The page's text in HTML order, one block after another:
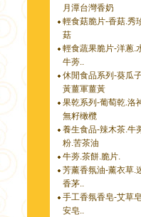
月潭台灣香奶
輕食菇脆片-香菇.秀
菇
輕食蔬果脆片-洋蔥.
牛蒡..
休閒食品系列-葵瓜
黃薑軍薑黃
果乾系列-葡萄乾.洛
無籽橄欖
養生食品-辣木茶.牛
粉.苦茶油
牛蒡.茶餅.脆片.
芳薰香氛油-薰衣草.
香茅..
手工香氛香皂-艾草
安皂..